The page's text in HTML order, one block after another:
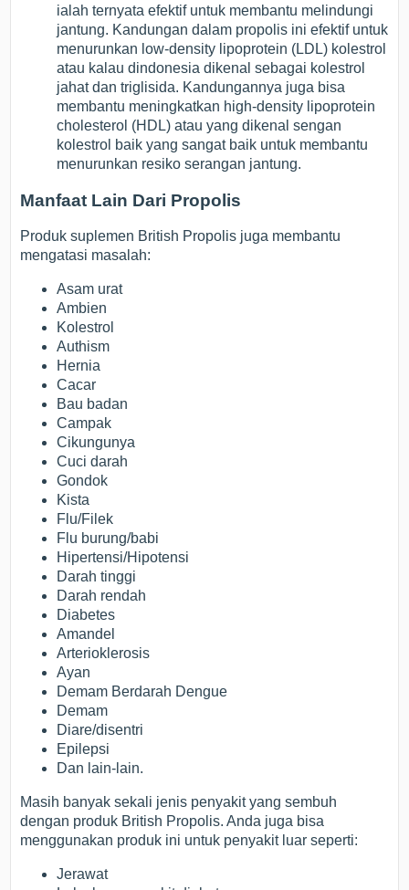
ialah ternyata efektif untuk membantu melindungi
jantung. Kandungan dalam propolis ini efektif untuk
menurunkan low-density lipoprotein (LDL) kolestrol
atau kalau dindonesia dikenal sebagai kolestrol
jahat dan triglisida. Kandungannya juga bisa
membantu meningkatkan high-density lipoprotein
cholesterol (HDL) atau yang dikenal sengan
kolestrol baik yang sangat baik untuk membantu
menurunkan resiko serangan jantung.
Manfaat Lain Dari Propolis
Produk suplemen British Propolis juga membantu
mengatasi masalah:
Asam urat
Ambien
Kolestrol
Authism
Hernia
Cacar
Bau badan
Campak
Cikungunya
Cuci darah
Gondok
Kista
Flu/Filek
Flu burung/babi
Hipertensi/Hipotensi
Darah tinggi
Darah rendah
Diabetes
Amandel
Arterioklerosis
Ayan
Demam Berdarah Dengue
Demam
Diare/disentri
Epilepsi
Dan lain-lain.
Masih banyak sekali jenis penyakit yang sembuh
dengan produk British Propolis. Anda juga bisa
menggunakan produk ini untuk penyakit luar seperti:
Jerawat